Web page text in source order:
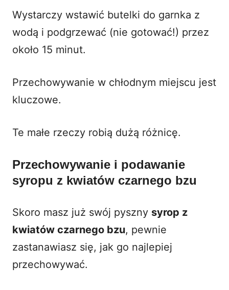
Wystarczy wstawić butelki do garnka z
wodą i podgrzewać (nie gotować!) przez
około 15 minut.
Przechowywanie w chłodnym miejscu jest
kluczowe.
Te małe rzeczy robią dużą różnicę.
Przechowywanie i podawanie
syropu z kwiatów czarnego bzu
Skoro masz już swój pyszny syrop z
kwiatów czarnego bzu, pewnie
zastanawiasz się, jak go najlepiej
przechowywać.